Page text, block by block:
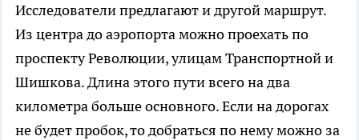
Исследователи предлагают и другой маршрут.
Из центра до аэропорта можно проехать по
проспекту Революции, улицам Транспортной и
Шишкова. Длина этого пути всего на два
километра больше основного. Если на дорогах
не будет пробок, то добраться по нему можно за